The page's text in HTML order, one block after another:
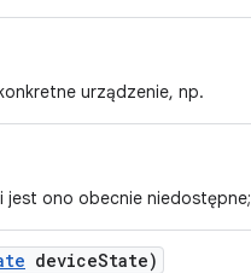
urządzenie, np.
jest ono obecnie niedostępne;
deviceState)